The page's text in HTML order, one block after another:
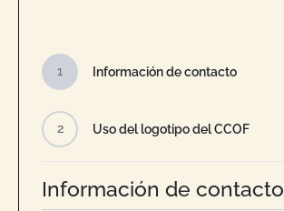
1 Información de contacto
2 Uso del logotipo del CCOF
Información de contacto